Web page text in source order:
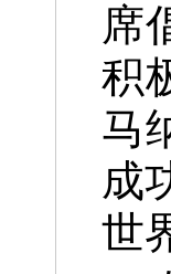
席
积
马
成
世